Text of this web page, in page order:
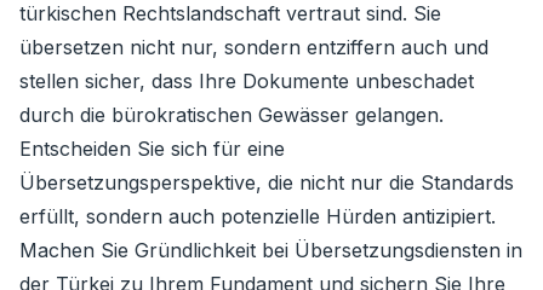
türkischen Rechtslandschaft vertraut sind. Sie
übersetzen nicht nur, sondern entziffern auch und
stellen sicher, dass Ihre Dokumente unbeschadet
durch die bürokratischen Gewässer gelangen.
Entscheiden Sie sich für eine
Übersetzungsperspektive, die nicht nur die Standards
erfüllt, sondern auch potenzielle Hürden antizipiert.
Machen Sie Gründlichkeit bei Übersetzungsdiensten in
der Türkei zu Ihrem Fundament und sichern Sie Ihre